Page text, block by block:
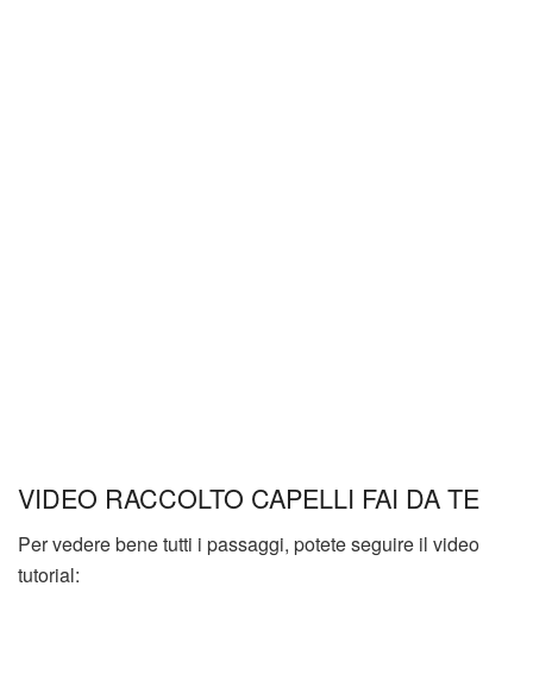
VIDEO RACCOLTO CAPELLI FAI DA TE
Per vedere bene tutti i passaggi, potete seguire il video
tutorial: